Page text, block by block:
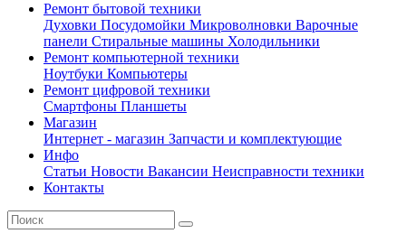
Ремонт бытовой техники
Духовки Посудомойки Микроволновки Варочные
панели Стиральные машины Холодильники
Ремонт компьютерной техники
Ноутбуки Компьютеры
Ремонт цифровой техники
Смартфоны Планшеты
Магазин
Интернет - магазин Запчасти и комплектующие
Инфо
Статьи Новости Вакансии Неисправности техники
Контакты